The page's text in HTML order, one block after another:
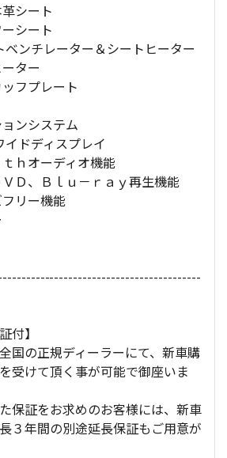
シート
シート
ベンチレーター＆シートヒーター
ター
フプレート
ンシステム
イドディスプレイ
ｈオーディオ機能
Ｄ、Ｂｌｕ－ｒａｙ再生機能
リー機能
付】
国の正規ディーラーにて、新車購
受けて頂く事が可能で御座いま
保証をお求めのお客様には、新車
３年間の別途延長保証もご用意が